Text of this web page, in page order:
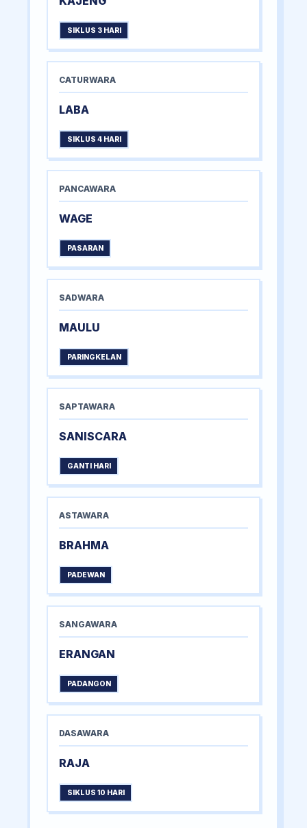
SIKLUS 3 HARI
CATURWARA
LABA
SIKLUS 4 HARI
PANCAWARA
WAGE
PASARAN
SADWARA
MAULU
PARINGKELAN
SAPTAWARA
SANISCARA
GANTI HARI
ASTAWARA
BRAHMA
PADEWAN
SANGAWARA
ERANGAN
PADANGON
DASAWARA
RAJA
SIKLUS 10 HARI